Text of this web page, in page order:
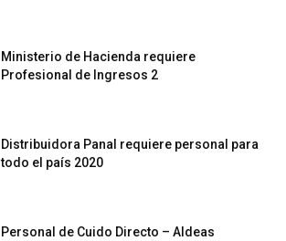
Ministerio de Hacienda requiere
Profesional de Ingresos 2
Distribuidora Panal requiere personal para
todo el país 2020
Personal de Cuido Directo – Aldeas